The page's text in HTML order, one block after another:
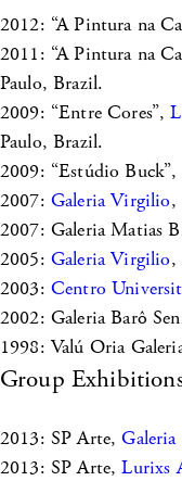
2012: “A Pintura na
2011: “A Pintura na
Paulo, Brazil.
2009: “Entre Cores”,
Paulo, Brazil.
2009: “Estúdio Buck”,
2007: Galeria Virgilio,
2007: Galeria Matias
2005: Galeria Virgilio,
2003: Centro
2002: Galeria Barô
1998: Valú Oria
Group
2013: SP Arte,Galeria
2013: SP Arte,Lurixs